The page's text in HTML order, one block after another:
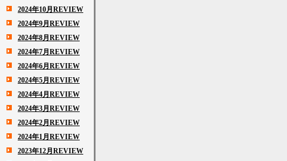
2024年10月REVIEW
2024年9月REVIEW
2024年8月REVIEW
2024年7月REVIEW
2024年6月REVIEW
2024年5月REVIEW
2024年4月REVIEW
2024年3月REVIEW
2024年2月REVIEW
2024年1月REVIEW
2023年12月REVIEW